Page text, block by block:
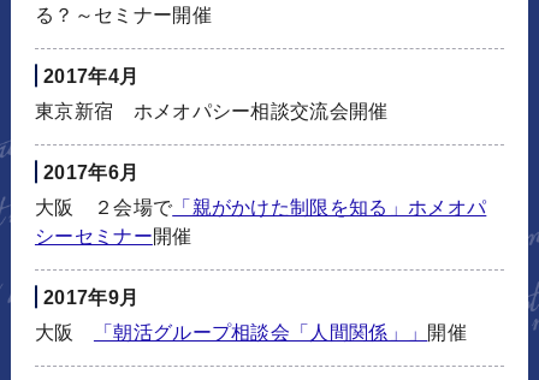
る？～セミナー開催
2017年4月
東京新宿 ホメオパシー相談交流会開催
2017年6月
大阪 ２会場で 「親がかけた制限を知る」ホメオパ
シーセミナー開催
2017年9月
大阪
「朝活グループ相談会「人間関係」」 開催